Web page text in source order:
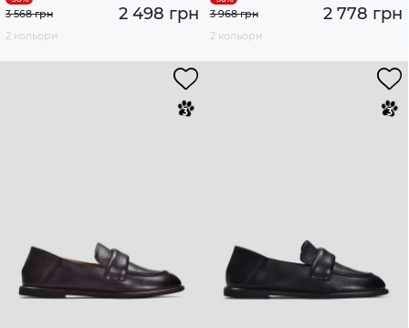
2 498 грн
3 568 грн
2 кольори
2 778 грн
3 968 грн
2 кольори